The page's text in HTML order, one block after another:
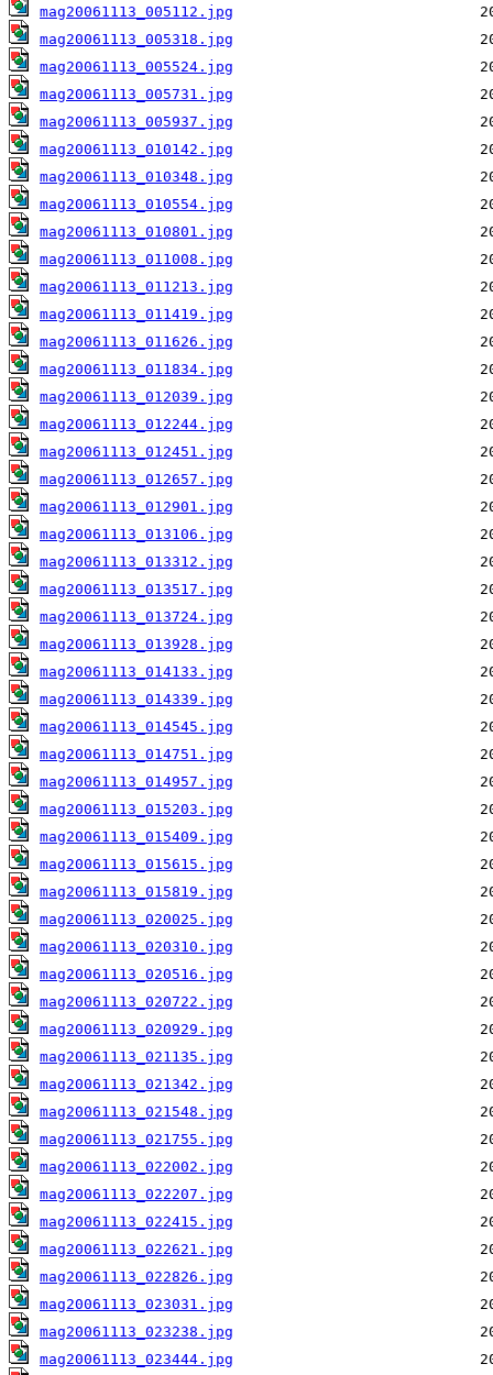
mag20061113_005112.jpg
mag20061113_005318.jpg
mag20061113_005524.jpg
mag20061113_005731.jpg
mag20061113_005937.jpg
mag20061113_010142.jpg
mag20061113_010348.jpg
mag20061113_010554.jpg
mag20061113_010801.jpg
mag20061113_011008.jpg
mag20061113_011213.jpg
mag20061113_011419.jpg
mag20061113_011626.jpg
mag20061113_011834.jpg
mag20061113_012039.jpg
mag20061113_012244.jpg
mag20061113_012451.jpg
mag20061113_012657.jpg
mag20061113_012901.jpg
mag20061113_013106.jpg
mag20061113_013312.jpg
mag20061113_013517.jpg
mag20061113_013724.jpg
mag20061113_013928.jpg
mag20061113_014133.jpg
mag20061113_014339.jpg
mag20061113_014545.jpg
mag20061113_014751.jpg
mag20061113_014957.jpg
mag20061113_015203.jpg
mag20061113_015409.jpg
mag20061113_015615.jpg
mag20061113_015819.jpg
mag20061113_020025.jpg
mag20061113_020310.jpg
mag20061113_020516.jpg
mag20061113_020722.jpg
mag20061113_020929.jpg
mag20061113_021135.jpg
mag20061113_021342.jpg
mag20061113_021548.jpg
mag20061113_021755.jpg
mag20061113_022002.jpg
mag20061113_022207.jpg
mag20061113_022415.jpg
mag20061113_022621.jpg
mag20061113_022826.jpg
mag20061113_023031.jpg
mag20061113_023238.jpg
mag20061113_023444.jpg